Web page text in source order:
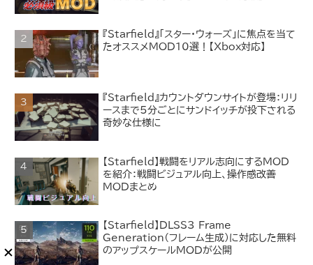
『Starfield』「スター・ウォーズ」に焦点を当て
たオススメMOD10選！【Xbox対応】
『Starfield』カウントダウンサイトが登場：リリ
ースまで5分ごとにサンドイッチが投下される
奇妙な仕様に
【Starfield】戦闘をリアル志向にするMOD
を紹介：戦闘ビジュアル向上、操作感改善
MODまとめ
【Starfield】DLSS3 Frame
Generation（フレーム生成）に対応した無料
のアップスケールMODが公開